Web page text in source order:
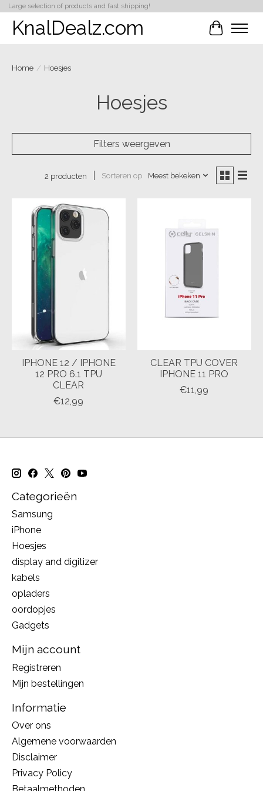
Large selection of products and fast shipping!
KnalDealz.com
Home / Hoesjes
Hoesjes
Filters weergeven
2 producten Sorteren op Meest bekeken
IPHONE 12 / IPHONE
12 PRO 6.1 TPU
CLEAR
€12,99
CLEAR TPU COVER
IPHONE 11 PRO
€11,99
Categorieën
Samsung
iPhone
Hoesjes
display and digitizer
kabels
opladers
oordopjes
Gadgets
Mijn account
Registreren
Mijn bestellingen
Informatie
Over ons
Algemene voorwaarden
Disclaimer
Privacy Policy